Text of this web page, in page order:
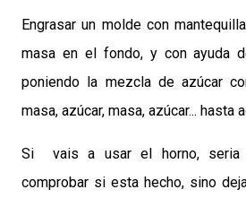
Engrasar un molde con
masa en el fondo, y con ayuda
poniendo la mezcla de azúcar
masa, azúcar, masa, azúcar... hasta
Si vais a usar el horno, seria
comprobar si esta hecho, sino